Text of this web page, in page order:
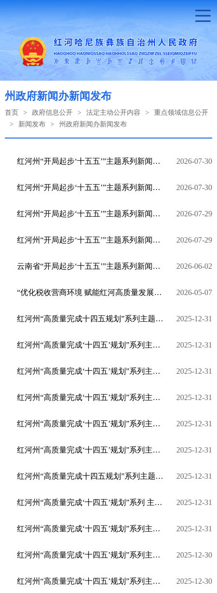
州政府新闻办新闻发布
首页 > 政府信息公开 > 法定主动公开内容 >
重点领域信息公开
>
新闻发布 > 州政府新闻办新闻发布
红河州“开局起步‘十五五’”主题系列新闻发布会•建水县专场 2026-07-30
红河州“开局起步‘十五五’”主题系列新闻发布会·开远市专场 2026-07-30
红河州“开局起步‘十五五’”主题系列新闻发布会•个旧市专场 2026-07-29
红河州“开局起步‘十五五’”主题系列新闻发布会•蒙自市专场 2026-07-29
云南省“开局起步‘十五五’”主题系列新闻发布会红河专场举行 2026-06-02
“优化税收营商环境 赋能红河高质量发展”专题新闻发布会 2026-05-07
红河州“高质量完成十四五规划”系列主题新闻发布会·屏边县专场 2025-12-31
红河州“高质量完成‘十四五’规划”系列主题新闻发布会·河口县专场 2025-12-31
红河州“高质量完成‘十四五’规划”系列主题新闻发布会·金平县专场 2025-12-31
红河州“高质量完成‘十四五’规划”系列主题新闻发布会·绿春县专场 2025-12-31
红河州“高质量完成‘十四五’规划”系列主题新闻发布会·工运事业发展专场 2025-12-31
红河州“高质量完成‘十四五’规划”系列主题新闻发布会·元阳县专场 2025-12-31
红河州“高质量完成十四五规划”系列主题新闻发布会·红河县专场 2025-12-31
红河州“高质量完成‘十四五’规划”系列 主题新闻发布会·泸西县专场 2025-12-31
红河州“高质量完成‘十四五’规划”系列主题新闻发布会·红河学院专场 2025-12-31
红河州“高质量完成‘十四五’规划”系列主题新闻发布会·弥勒市专场 2025-12-30
红河州“高质量完成‘十四五’规划”系列主题新闻发布会·石屏县专场 2025-12-30